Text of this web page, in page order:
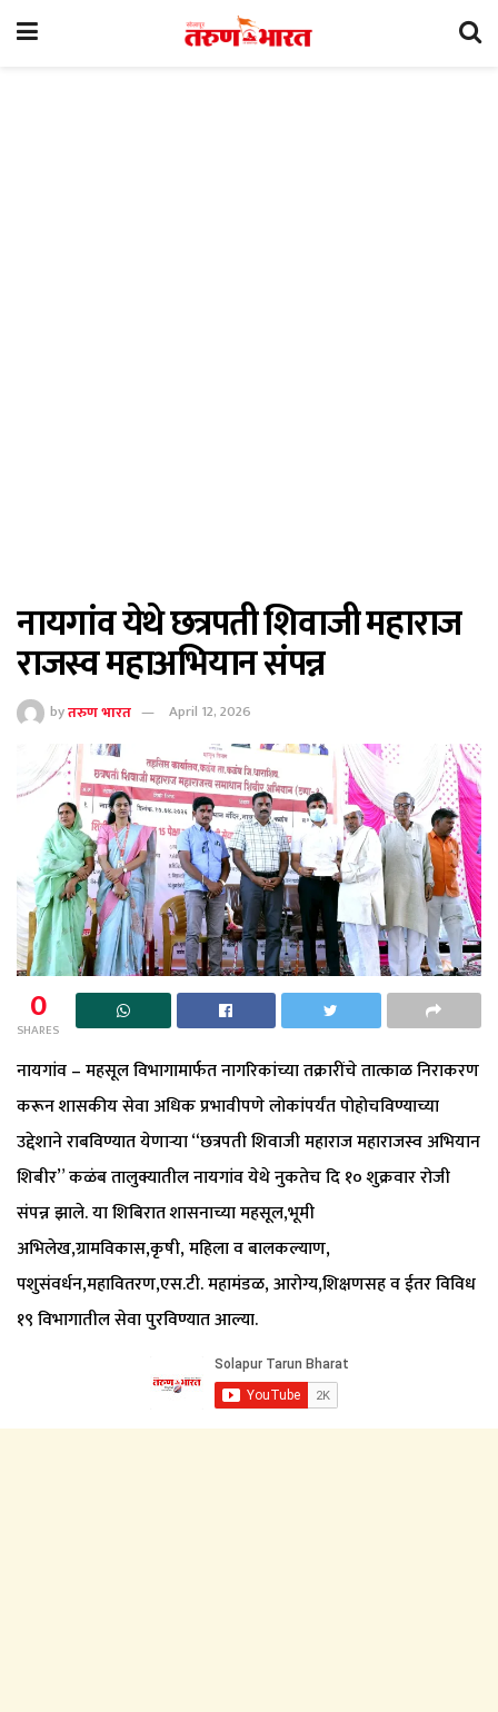
नायगांव येथे छत्रपती शिवाजी महाराज
राजस्व महाअभियान संपन्न
byतरुण भारत April 12, 2026
0
SHARES
नायगांव – महसूल विभागामार्फत नागरिकांच्या तक्रारींचे तात्काळ निराकरण
करून शासकीय सेवा अधिक प्रभावीपणे लोकांपर्यंत पोहोचविण्याच्या
उद्देशाने राबविण्यात येणाऱ्या “छत्रपती शिवाजी महाराज महाराजस्व अभियान
शिबीर” कळंब तालुक्यातील नायगांव येथे नुकतेच दि १० शुक्रवार रोजी
संपन्न झाले. या शिबिरात शासनाच्या महसूल,भूमी
अभिलेख,ग्रामविकास,कृषी, महिला व बालकल्याण,
पशुसंवर्धन,महावितरण,एस.टी. महामंडळ, आरोग्य,शिक्षणसह व ईतर विविध
१९ विभागातील सेवा पुरविण्यात आल्या.